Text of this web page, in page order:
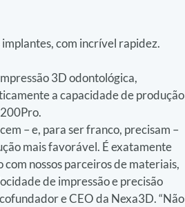
com incrível rapidez.
3D odontológica,
a capacidade de produção
– e, para ser franco, precisam –
mais favorável. É exatamente
nossos parceiros de materiais,
de impressão e precisão
e CEO da Nexa3D. “Não